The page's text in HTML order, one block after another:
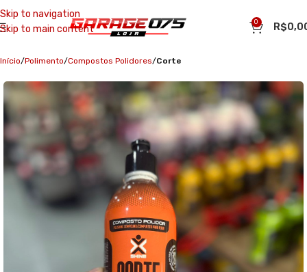
Skip to navigation
Skip to main content
0 R$
Início Polimento Compostos Polidores Corte